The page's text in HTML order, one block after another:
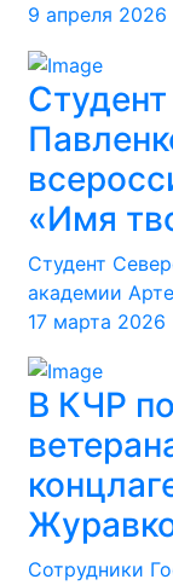
9 апреля 2026
«Имя
Студент
академии
17 марта 2026
В КЧР
Сотрудники